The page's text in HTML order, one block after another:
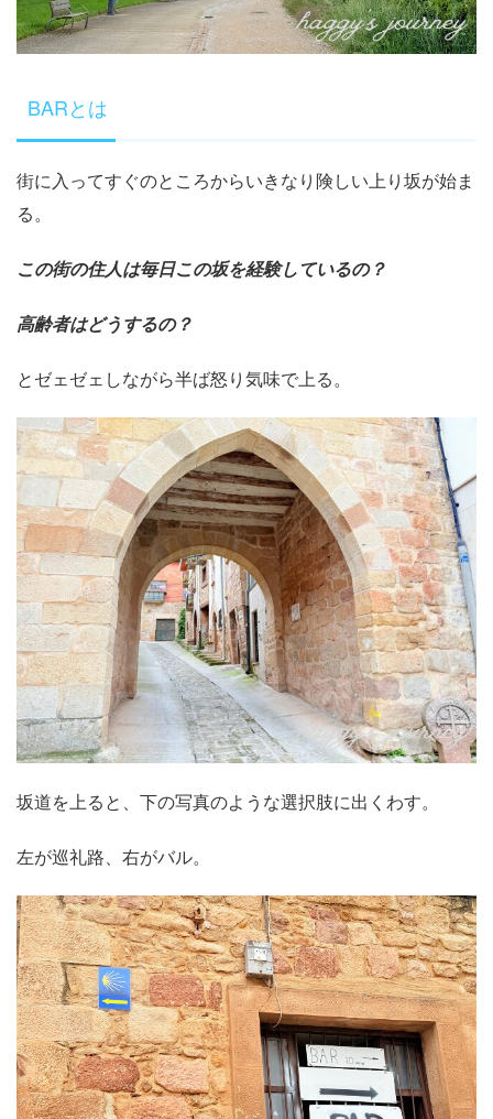
BARとは
街に入ってすぐのところからいきなり険しい上り坂が始ま
る。
この街の住人は毎日この坂を経験しているの？
高齢者はどうするの？
とゼェゼェしながら半ば怒り気味で上る。
坂道を上ると、下の写真のような選択肢に出くわす。
左が巡礼路、右がバル。